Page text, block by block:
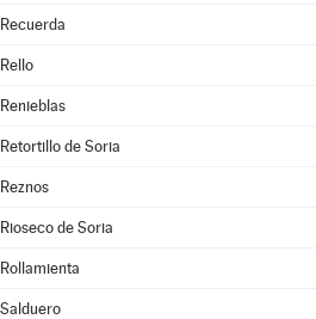
Recuerda
Rello
Renieblas
Retortillo de Soria
Reznos
Rioseco de Soria
Rollamienta
Salduero